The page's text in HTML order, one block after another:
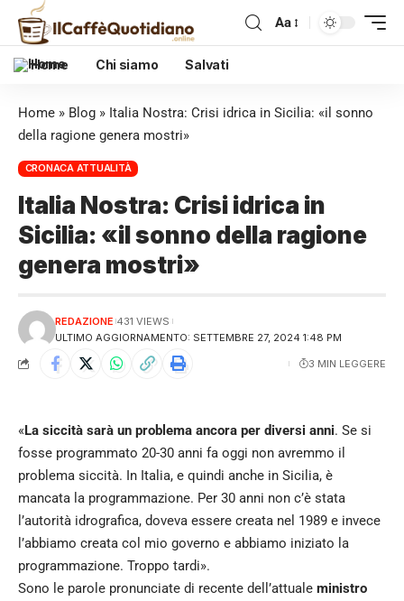
Aa
Home Chi siamo Salvati
Home » Blog » Italia Nostra: Crisi idrica in Sicilia: «il sonno
della ragione genera mostri»
CRONACA ATTUALITÀ
Italia Nostra: Crisi idrica in
Sicilia: «il sonno della ragione
genera mostri»
ULTIMO AGGIORNAMENTO: SETTEMBRE 27, 2024 1:48 PM
REDAZIONE 431 VIEWS
3 MIN LEGGERE
«La siccità sarà un problema ancora per diversi anni. Se si
fosse programmato 20-30 anni fa oggi non avremmo il
problema siccità. In Italia, e quindi anche in Sicilia, è
mancata la programmazione. Per 30 anni non c’è stata
l’autorità idrografica, doveva essere creata nel 1989 e invece
l’abbiamo creata col mio governo e abbiamo iniziato la
programmazione. Troppo tardi».
Sono le parole pronunciate di recente dell’attuale ministro